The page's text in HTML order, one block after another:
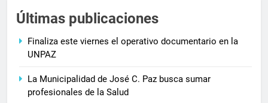
Últimas publicaciones
Finaliza este viernes el operativo documentario en la
UNPAZ
La Municipalidad de José C. Paz busca sumar
profesionales de la Salud